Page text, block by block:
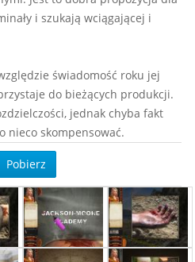
i szukają wciągającej i
świadomość roku jej
do bieżących produkcji.
jednak chyba fakt
nieco skompensować.
Pobierz